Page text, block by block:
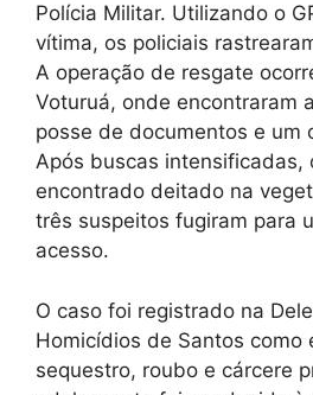
Polícia Militar. Utilizando o
vítima, os policiais
A operação de resgate
Voturuá, onde encontraram
posse de documentos e um
Após buscas intensificadas,
encontrado deitado na
três suspeitos fugiram para
acesso.
O caso foi registrado na
Homicídios de Santos como
sequestro, roubo e cárcere